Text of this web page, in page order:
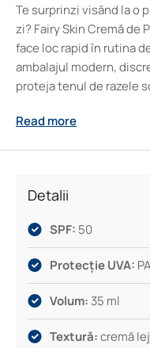
Te surprinzi visând la o
zi? Fairy Skin Cremă de
face loc rapid în rutina
ambalajul modern,
proteja tenul de razele
oferă și un efect de
rutină ușoară,
de la prima folosire.
Read more
Detalii
SPF: 50
Protecție UVA:
Volum: 35 ml
Textură:cremă